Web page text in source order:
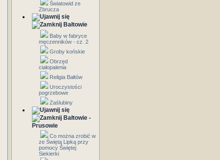
Światowid ze
Zbrucza
Bałtowie
Baby w fabryce
męczenników - cz. 2
Groby końskie
Obrzęd
ciałopalenia
Religia Bałtów
Uroczystości
pogrzebowe
Zaślubiny
Bałtowie -
Prusowie
Co można zrobić w
ze Świętą Lipką przy
pomocy Świętej
Siekierki